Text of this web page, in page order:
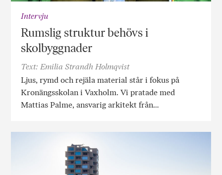
Intervju
Rumslig struktur behövs i
skolbyggnader
Text: Emilia Strandh Holmqvist
Ljus, rymd och rejäla material står i fokus på
Kronängsskolan i Vaxholm. Vi pratade med
Mattias Palme, ansvarig arkitekt från…